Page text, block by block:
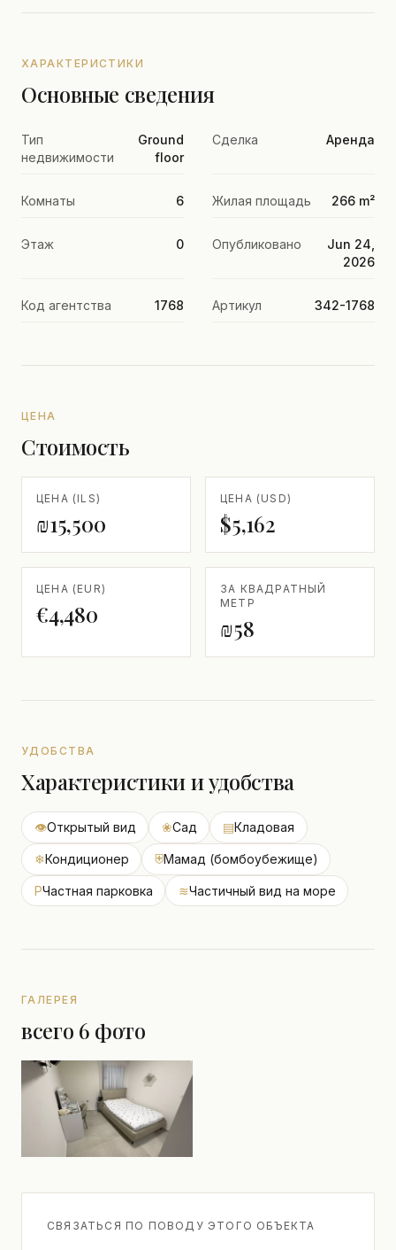
ХАРАКТЕРИСТИКИ
Основные сведения
Тип
недвижимости
Ground
floor
Сделка Аренда
Комнаты 6 Жилая площадь 266 m²
Этаж 0 Опубликовано
Jun 24,
2026
Код агентства 1768 Артикул 342-1768
ЦЕНА
Стоимость
ЦЕНА (ILS)
₪15,500
ЦЕНА (USD)
$5,162
ЦЕНА (EUR)
€4,480
ЗА КВАДРАТНЫЙ
МЕТР
₪58
УДОБСТВА
Характеристики и удобства
👁Открытый вид ❀Сад ▤Кладовая
❄Кондиционер ⛨Мамад (бомбоубежище)
PЧастная парковка ≋Частичный вид на море
ГАЛЕРЕЯ
всего 6 фото
СВЯЗАТЬСЯ ПО ПОВОДУ ЭТОГО ОБЪЕКТА